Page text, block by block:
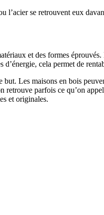
l’acier se retrouvent eux
et des formes éprouvés.
cela permet de
Les maisons en bois
retrouve parfois ce qu’on
et originales.